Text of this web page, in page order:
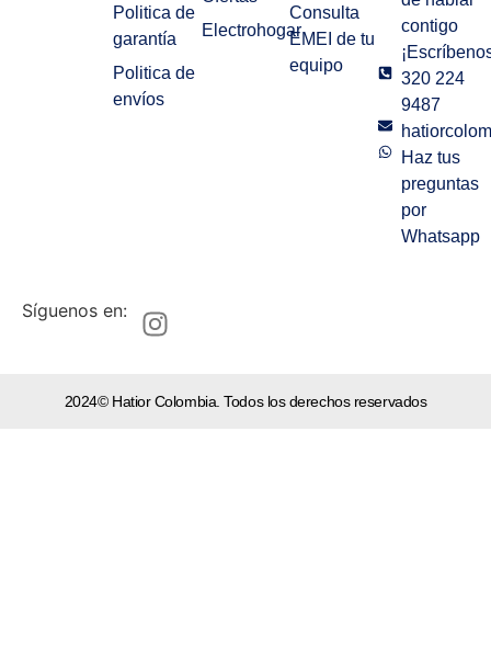
Politica de
garantía
Politica de
envíos
Electrohogar
Consulta
EMEI de tu
equipo
contigo
320 224
9487
Haz tus
preguntas
por
Whatsapp
Síguenos en:
2024© Hatior Colombia. Todos los derechos reservados